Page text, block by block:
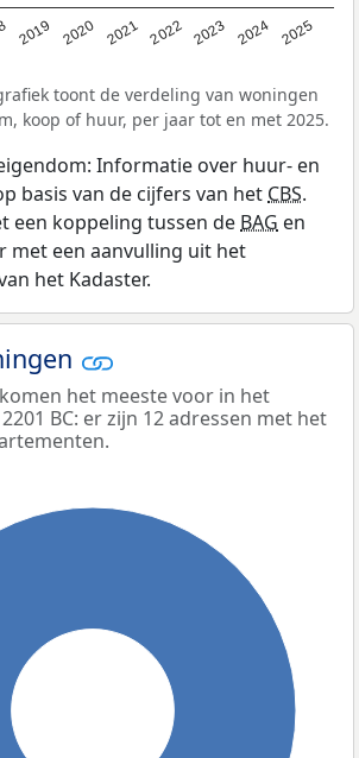
2019 2020 2021 2022 2023 2024 2025
toont de verdeling van woningen
koop of huur, per jaar tot en met 2025.
Informatie over huur- en
basis van de cijfers van hetCBS.
een koppeling tussen deBAG en
met een aanvulling uit het
het Kadaster.
het meeste voor in het
BC: er zijn 12 adressen met het